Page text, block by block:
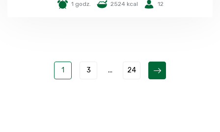
1 godz. 2524 kcal 12
1 3 ... 24